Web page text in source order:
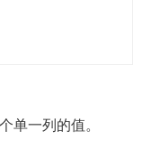
单一列的值。